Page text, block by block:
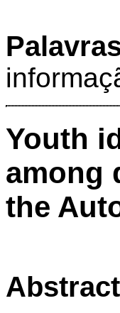
Youth
among
the
Abstract